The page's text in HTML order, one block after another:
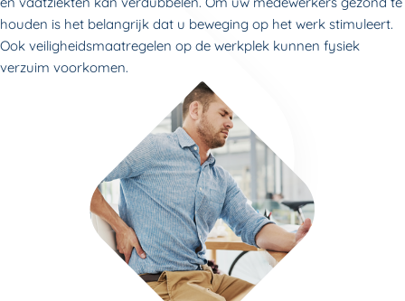
houden is het belangrijk dat u beweging op het werk stimuleert.
Ook veiligheidsmaatregelen op de werkplek kunnen fysiek
verzuim voorkomen.